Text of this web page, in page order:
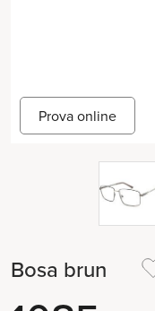
Prova online
Bosa brun